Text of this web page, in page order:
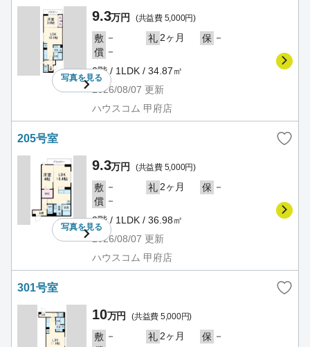
写真を見る
9.3万円 (共益費 5,000円)
敷 － 礼2ヶ月 保 －
償 －
2階 / 1LDK / 34.87㎡
2026/08/07 更新
ハウスコム 甲府店
205号室
写真を見る
9.3万円 (共益費 5,000円)
敷 － 礼2ヶ月 保 －
償 －
2階 / 1LDK / 36.98㎡
2026/08/07 更新
ハウスコム 甲府店
301号室
10万円 (共益費 5,000円)
敷 － 礼2ヶ月 保 －